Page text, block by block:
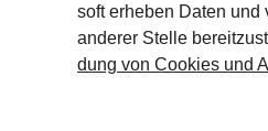
soft erheben Daten
ande­rer Stelle
dung von Cookies und